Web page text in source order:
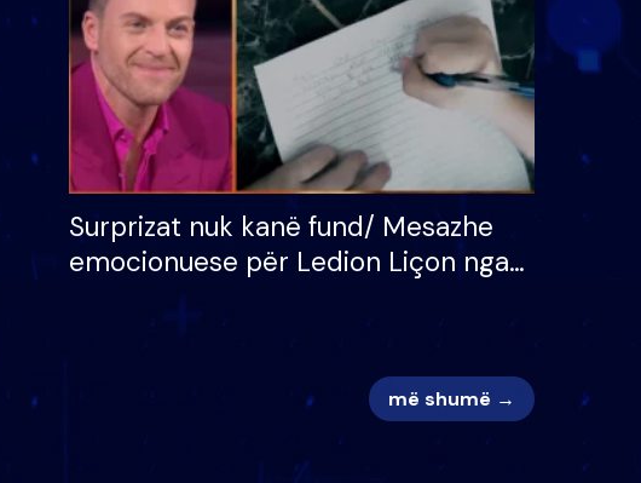
Surprizat nuk kanë fund/ Mesazhe
emocionuese për Ledion Liçon nga
më shumë →